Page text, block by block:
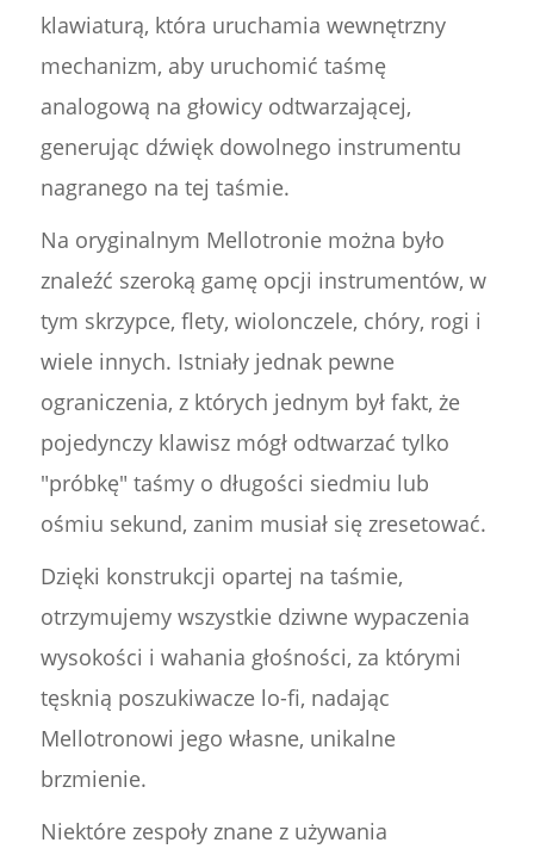
klawiaturą, która uruchamia wewnętrzny
mechanizm, aby uruchomić taśmę
analogową na głowicy odtwarzającej,
generując dźwięk dowolnego instrumentu
nagranego na tej taśmie.
Na oryginalnym Mellotronie można było
znaleźć szeroką gamę opcji instrumentów, w
tym skrzypce, flety, wiolonczele, chóry, rogi i
wiele innych. Istniały jednak pewne
ograniczenia, z których jednym był fakt, że
pojedynczy klawisz mógł odtwarzać tylko
"próbkę" taśmy o długości siedmiu lub
ośmiu sekund, zanim musiał się zresetować.
Dzięki konstrukcji opartej na taśmie,
otrzymujemy wszystkie dziwne wypaczenia
wysokości i wahania głośności, za którymi
tęsknią poszukiwacze lo-fi, nadając
Mellotronowi jego własne, unikalne
brzmienie.
Niektóre zespoły znane z używania